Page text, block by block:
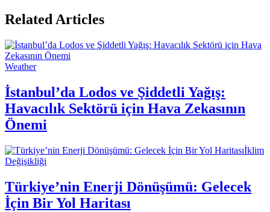
Related Articles
Weather
İstanbul’da Lodos ve Şiddetli Yağış:
Havacılık Sektörü için Hava Zekasının
Önemi
İklim
Değişikliği
Türkiye’nin Enerji Dönüşümü: Gelecek
İçin Bir Yol Haritası